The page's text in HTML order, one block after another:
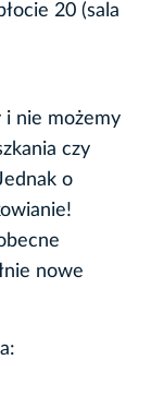
20 (sala
i nie możemy
czy
o
nowe